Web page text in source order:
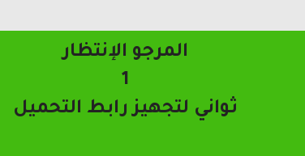
تحميل الملف